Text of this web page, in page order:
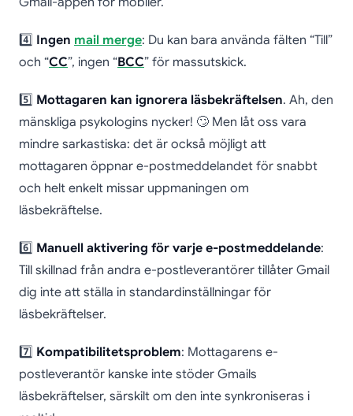
4️⃣ Ingen mail merge: Du kan bara använda fälten “Till”
och “CC”, ingen “BCC” för massutskick.
5️⃣ Mottagaren kan ignorera läsbekräftelsen. Ah, den
mänskliga psykologins nycker! 🙄 Men låt oss vara
mindre sarkastiska: det är också möjligt att
mottagaren öppnar e-postmeddelandet för snabbt
och helt enkelt missar uppmaningen om
läsbekräftelse.
6️⃣ Manuell aktivering för varje e-postmeddelande:
Till skillnad från andra e-postleverantörer tillåter Gmail
dig inte att ställa in standardinställningar för
läsbekräftelser.
7️⃣ Kompatibilitetsproblem: Mottagarens e-
postleverantör kanske inte stöder Gmails
läsbekräftelser, särskilt om den inte synkroniseras i